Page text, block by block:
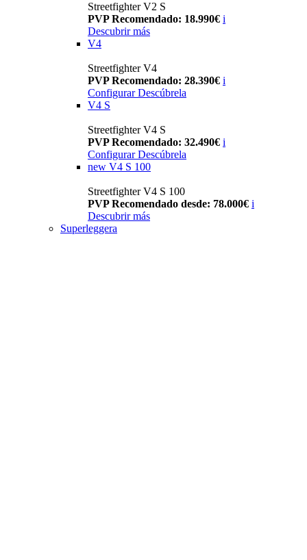
Streetfighter V2 S
PVP Recomendado: 18.990€ i
Descubrir más
V4
Streetfighter V4
PVP Recomendado: 28.390€ i
Configurar Descúbrela
V4 S
Streetfighter V4 S
PVP Recomendado: 32.490€ i
Configurar Descúbrela
new V4 S 100
Streetfighter V4 S 100
PVP Recomendado desde: 78.000€ i
Descubrir más
Superleggera